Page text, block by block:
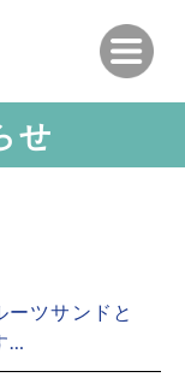
せ
ツサンドと
…